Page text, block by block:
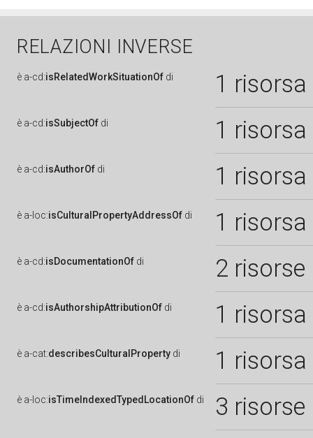
RELAZIONI INVERSE
è a-cd:isRelatedWorkSituationOf di 1 risorsa
è a-cd:isSubjectOf di 1 risorsa
è a-cd:isAuthorOf di 1 risorsa
è a-loc:isCulturalPropertyAddressOf di 1 risorsa
è a-cd:isDocumentationOf di 2 risorse
è a-cd:isAuthorshipAttributionOf di 1 risorsa
è a-cat:describesCulturalProperty di 1 risorsa
è a-loc:isTimeIndexedTypedLocationOf di 3 risorse